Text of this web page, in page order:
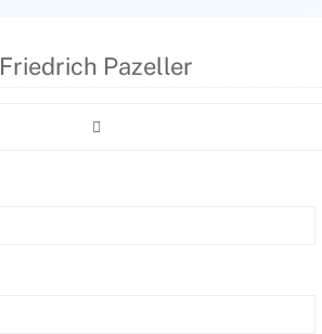
Friedrich Pazeller